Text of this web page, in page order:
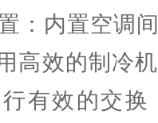
：内置空调
高效的制冷
有效的交换